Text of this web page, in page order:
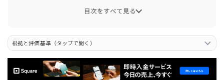
USEN PAYの入金サイクル・入金手数料を他の決済代行サ
USEN PAYの売上が入金されない・振り込まれないときの
対処法
USEN PAYの入金サイクルに関するよくある質問
目次をすべて見る
根拠と評価基準（タップで開く）